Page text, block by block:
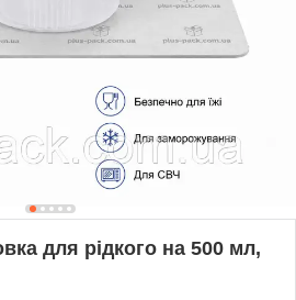
для рідкого на 500 мл,